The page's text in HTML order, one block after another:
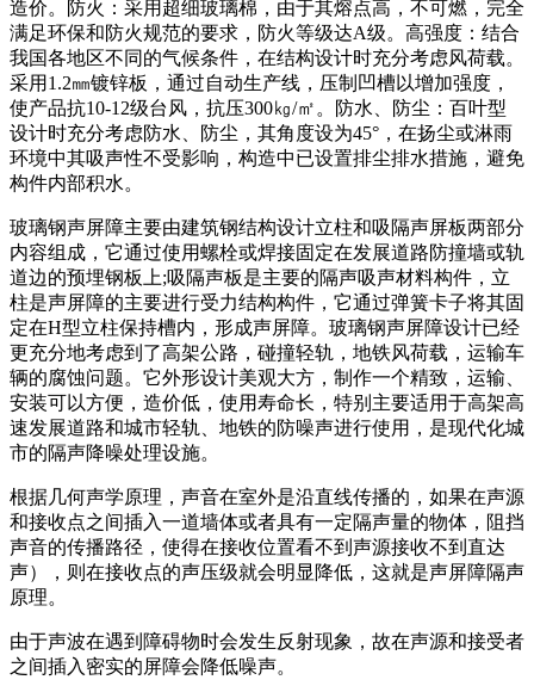
造价。防火：采用超细玻璃棉，由于其熔点高，不可燃，完全
满足环保和防火规范的要求，防火等级达A级。高强度：结合
我国各地区不同的气候条件，在结构设计时充分考虑风荷载。
采用1.2㎜镀锌板，通过自动生产线，压制凹槽以增加强度，
使产品抗10-12级台风，抗压300㎏/㎡。防水、防尘：百叶型
设计时充分考虑防水、防尘，其角度设为45°，在扬尘或淋雨
环境中其吸声性不受影响，构造中已设置排尘排水措施，避免
构件内部积水。
玻璃钢声屏障主要由建筑钢结构设计立柱和吸隔声屏板两部分
内容组成，它通过使用螺栓或焊接固定在发展道路防撞墙或轨
道边的预埋钢板上;吸隔声板是主要的隔声吸声材料构件，立
柱是声屏障的主要进行受力结构构件，它通过弹簧卡子将其固
定在H型立柱保持槽内，形成声屏障。玻璃钢声屏障设计已经
更充分地考虑到了高架公路，碰撞轻轨，地铁风荷载，运输车
辆的腐蚀问题。它外形设计美观大方，制作一个精致，运输、
安装可以方便，造价低，使用寿命长，特别主要适用于高架高
速发展道路和城市轻轨、地铁的防噪声进行使用，是现代化城
市的隔声降噪处理设施。
根据几何声学原理，声音在室外是沿直线传播的，如果在声源
和接收点之间插入一道墙体或者具有一定隔声量的物体，阻挡
声音的传播路径，使得在接收位置看不到声源接收不到直达
声），则在接收点的声压级就会明显降低，这就是声屏障隔声
原理。
由于声波在遇到障碍物时会发生反射现象，故在声源和接受者
之间插入密实的屏障会降低噪声。